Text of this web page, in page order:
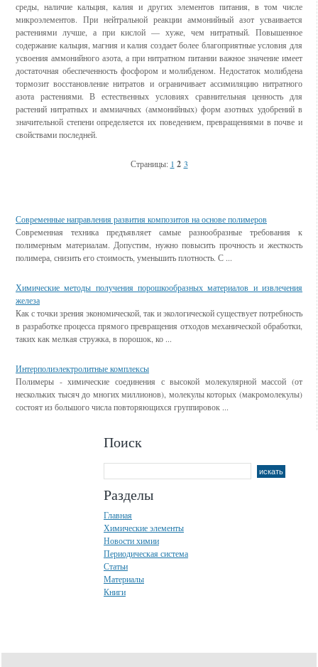
среды, наличие кальция, калия и других элементов питания, в том числе
микроэлементов. При нейтральной реакции аммонийный азот усваивается
растениями лучше, а при кислой — хуже, чем нитратный. Повышенное
содержание кальция, магния и калия создает более благоприятные условия для
усвоения аммонийного азота, а при нитратном питании важное значение имеет
достаточная обеспеченность фосфором и молибденом. Недостаток молибдена
тормозит восстановление нитратов и ограничивает ассимиляцию нитратного
азота растениями. В естественных условиях сравнительная ценность для
растений нитратных и аммиачных (аммонийных) форм азотных удобрений в
значительной степени определяется их поведением, превращениями в почве и
свойствами последней.
Страницы: 1 2 3
Современные направления развития композитов на основе полимеров
Современная техника предъявляет самые разнообразные требования к
полимерным материалам. Допустим, нужно повысить прочность и жесткость
полимера, снизить его стоимость, уменьшить плотность. С ...
Химические методы получения порошкообразных материалов и извлечения
железа
Как с точки зрения экономической, так и экологической существует потребность
в разработке процесса прямого превращения отходов механической обработки,
таких как мелкая стружка, в порошок, ко ...
Интерполиэлектролитные комплексы
Полимеры - химические соединения с высокой молекулярной массой (от
нескольких тысяч до многих миллионов), молекулы которых (макромолекулы)
состоят из большого числа повторяющихся группировок ...
Поиск
Разделы
Главная
Химические элементы
Новости химии
Периодическая система
Статьи
Материалы
Книги